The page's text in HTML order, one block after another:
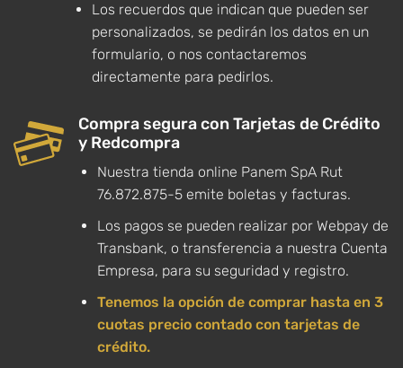
Los recuerdos que indican que pueden ser
personalizados, se pedirán los datos en un
formulario, o nos contactaremos
directamente para pedirlos.
Compra segura con Tarjetas de Crédito
y Redcompra
Nuestra tienda online Panem SpA Rut
76.872.875-5 emite boletas y facturas.
Los pagos se pueden realizar por Webpay de
Transbank, o transferencia a nuestra Cuenta
Empresa, para su seguridad y registro.
Tenemos la opción de comprar hasta en 3
cuotas precio contado con tarjetas de
crédito.